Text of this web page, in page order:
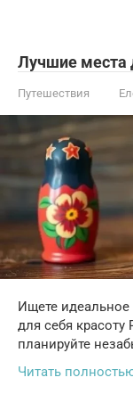
Лучшие места
Путешествия
Ищете идеальное
для себя
планируйте
Читать